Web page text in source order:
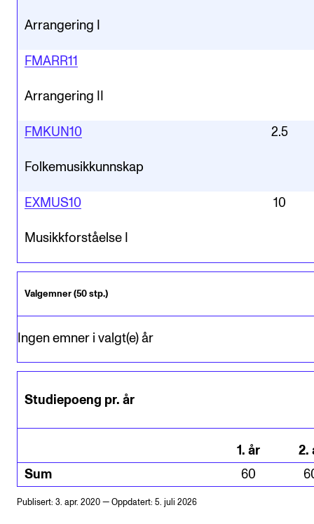
Arrangering I
FMARR11
Arrangering II
FMKUN10
Folkemusikkunnskap
2.5
EXMUS10
Musikkforståelse I
10
Valgemner (50 stp.)
Ingen emner i valgt(e) år
Studiepoeng pr. år
1. år 2.
Sum
60
Publisert: 3. apr. 2020 — Oppdatert: 5. juli 2026